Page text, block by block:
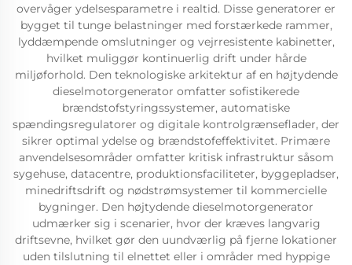
overvåger ydelsesparametre i realtid. Disse generatorer er
bygget til tunge belastninger med forstærkede rammer,
lyddæmpende omslutninger og vejrresistente kabinetter,
hvilket muliggør kontinuerlig drift under hårde
miljøforhold. Den teknologiske arkitektur af en højtydende
dieselmotorgenerator omfatter sofistikerede
brændstofstyringssystemer, automatiske
spændingsregulatorer og digitale kontrolgrænseflader, der
sikrer optimal ydelse og brændstofeffektivitet. Primære
anvendelsesområder omfatter kritisk infrastruktur såsom
sygehuse, datacentre, produktionsfaciliteter, byggepladser,
minedriftsdrift og nødstrømsystemer til kommercielle
bygninger. Den højtydende dieselmotorgenerator
udmærker sig i scenarier, hvor der kræves langvarig
driftsevne, hvilket gør den uundværlig på fjerne lokationer
uden tilslutning til elnettet eller i områder med hyppige